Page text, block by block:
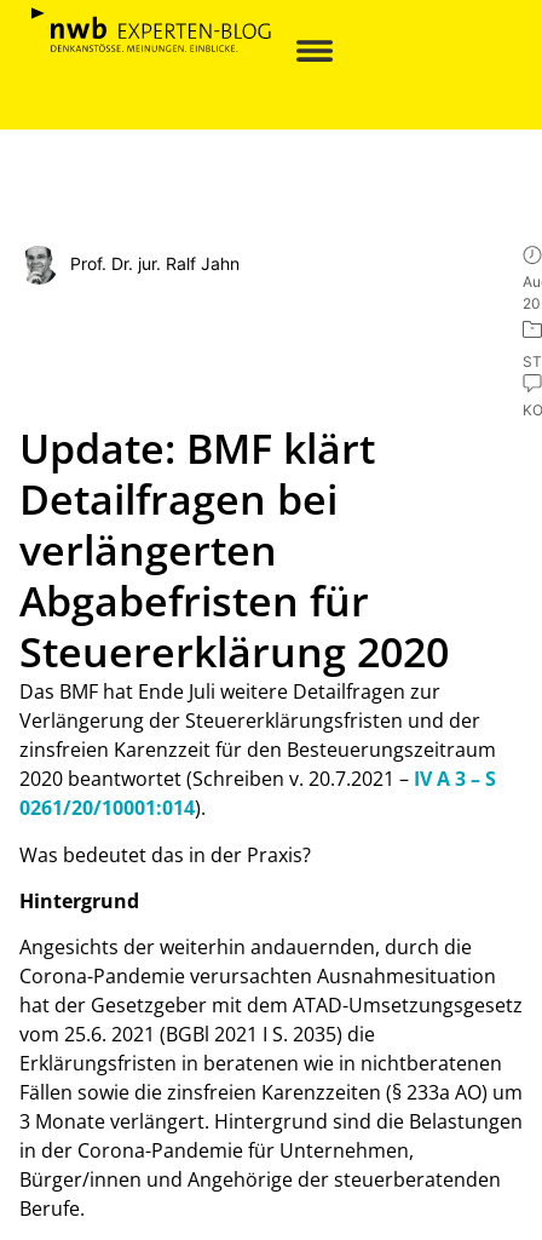
Prof. Dr. jur. Ralf Jahn
Update: BMF klärt
Detailfragen bei
verlängerten
Abgabefristen für
Steuererklärung 2020
Das BMF hat Ende Juli weitere Detailfragen zur
Verlängerung der Steuererklärungsfristen und der
zinsfreien Karenzzeit für den Besteuerungszeitraum
2020 beantwortet (Schreiben v. 20.7.2021 – IV A 3 – S
0261/20/10001:014).
Was bedeutet das in der Praxis?
Hintergrund
Angesichts der weiterhin andauernden, durch die
Corona-Pandemie verursachten Ausnahmesituation
hat der Gesetzgeber mit dem ATAD-Umsetzungsgesetz
vom 25.6. 2021 (BGBl 2021 I S. 2035) die
Erklärungsfristen in beratenen wie in nichtberatenen
Fällen sowie die zinsfreien Karenzzeiten (§ 233a AO) um
3 Monate verlängert. Hintergrund sind die Belastungen
in der Corona-Pandemie für Unternehmen,
Bürger/innen und Angehörige der steuerberatenden
Berufe.